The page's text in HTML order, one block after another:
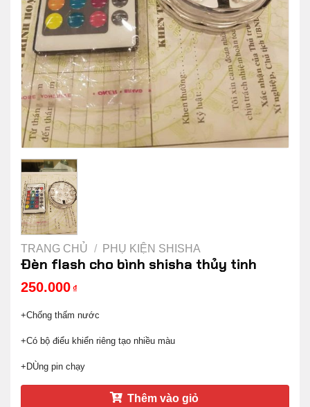
TRANG CHỦ / PHỤ KIỆN SHISHA
Đèn flash cho bình shisha thủy tinh
250.000 ₫
+Chống thấm nước
+Có bộ điểu khiển riêng tạo nhiều màu
+DÙng pin chạy
Thêm vào giỏ